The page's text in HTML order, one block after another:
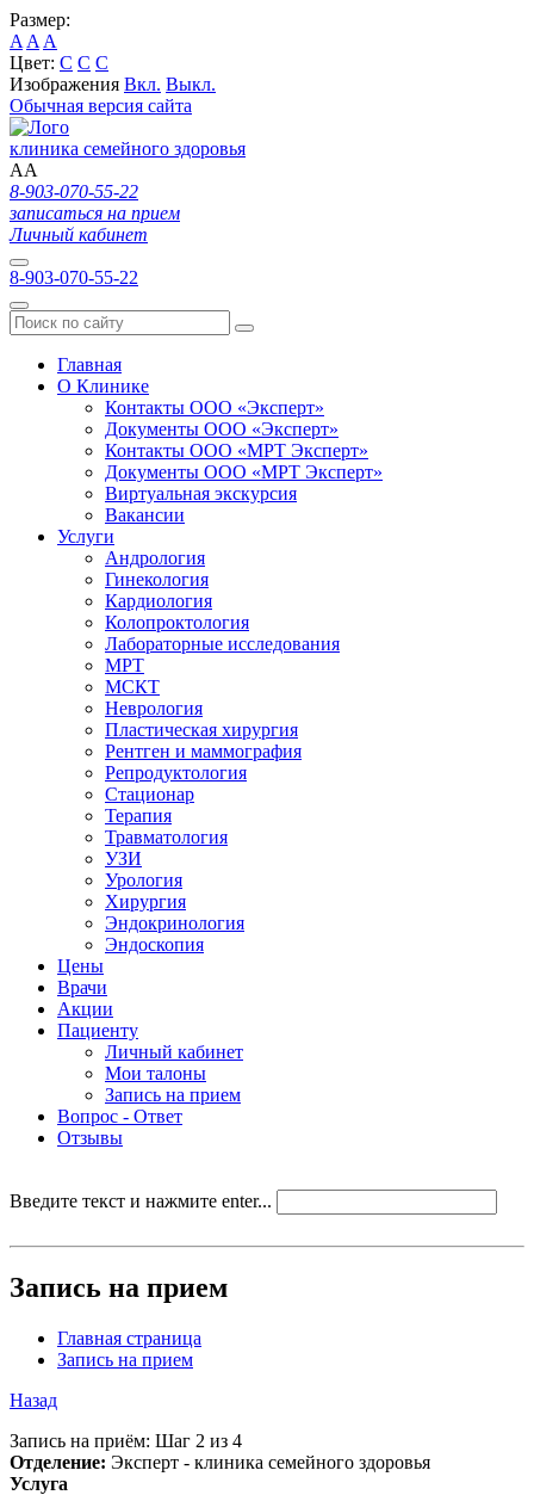
Размер:
A A A
Цвет: C C C
Изображения Вкл. Выкл.
Обычная версия сайта
клиника семейного здоровья
AA
8-903-070-55-22
записаться на прием
Личный кабинет
8-903-070-55-22
Главная
О Клинике
Контакты ООО «Эксперт»
Документы ООО «Эксперт»
Контакты ООО «МРТ Эксперт»
Документы ООО «МРТ Эксперт»
Виртуальная экскурсия
Вакансии
Услуги
Андрология
Гинекология
Кардиология
Колопроктология
Лабораторные исследования
МРТ
МСКТ
Неврология
Пластическая хирургия
Рентген и маммография
Репродуктология
Стационар
Терапия
Травматология
УЗИ
Урология
Хирургия
Эндокринология
Эндоскопия
Цены
Врачи
Акции
Пациенту
Личный кабинет
Мои талоны
Запись на прием
Вопрос - Ответ
Отзывы
Введите текст и нажмите enter...
Запись на прием
Главная страница
Запись на прием
Назад
Запись на приём: Шаг 2 из 4
Отделение: Эксперт - клиника семейного здоровья
Услуга